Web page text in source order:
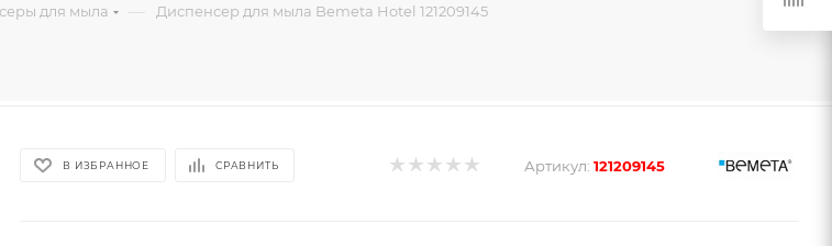
для мыла — Диспенсер для мыла Bemeta Hotel 121209145
В ИЗБРАННОЕ СРАВНИТЬ Артикул: 121209145